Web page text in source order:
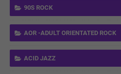
90S ROCK
AOR -ADULT ORIENTATED ROCK
ACID JAZZ